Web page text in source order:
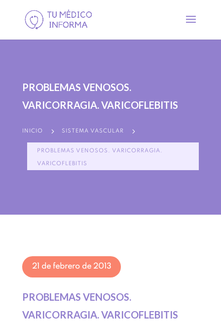
PROBLEMAS VENOSOS.
VARICORRAGIA. VARICOFLEBITIS
INICIO 5 SISTEMA VASCULAR 5
PROBLEMAS VENOSOS. VARICORRAGIA.
VARICOFLEBITIS
21 de febrero de 2013
PROBLEMAS VENOSOS.
VARICORRAGIA. VARICOFLEBITIS